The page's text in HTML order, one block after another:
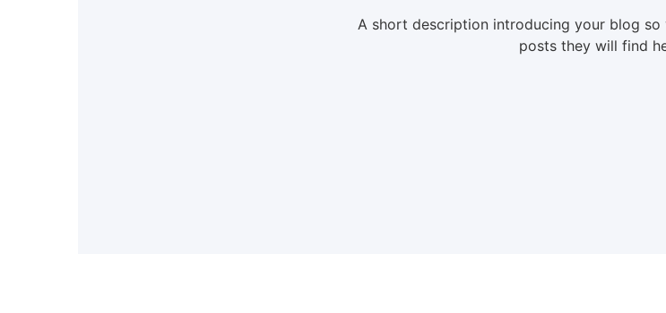
A short description introducing your blog
posts they will find